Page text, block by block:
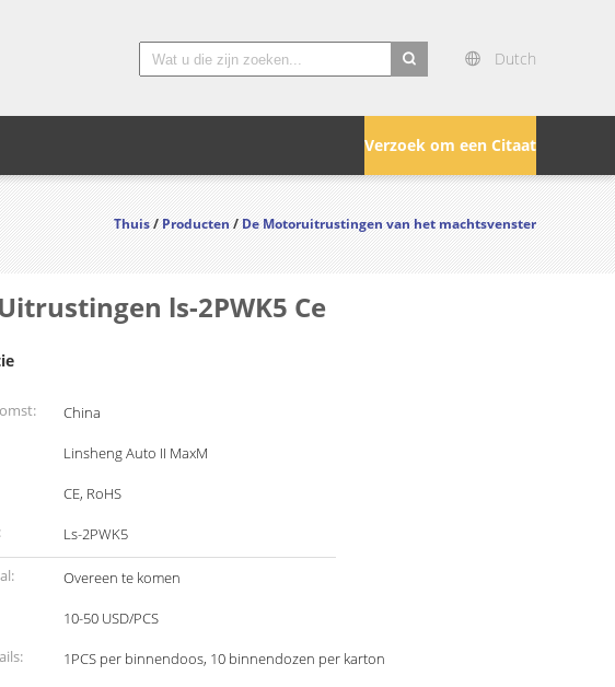
Dutch
Verzoek om een Citaat
Thuis/Producten/De Motoruitrustingen van het machtsvenster
ls-2PWK5 Ce
China
Linsheng Auto II MaxM
CE, RoHS
Ls-2PWK5
Overeen te komen
10-50 USD/PCS
1PCS per binnendoos, 10 binnendozen per karton